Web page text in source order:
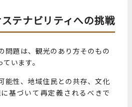
テナビリティへの挑戦
問題は、観光のあり方そのもの
います。
能性、地域住民との共存、文化
基づいて再定義されるべきで